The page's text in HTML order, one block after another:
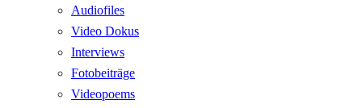
Audiofiles
Video Dokus
Interviews
Fotobeiträge
Videopoems